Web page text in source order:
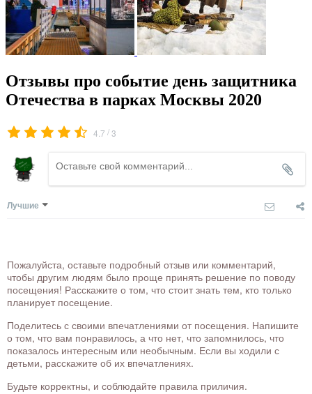
Отзывы про событие день защитника
Отечества в парках Москвы 2020
4.7 /3
Лучшие
Пожалуйста, оставьте подробный отзыв или комментарий,
чтобы другим людям было проще принять решение по поводу
посещения! Расскажите о том, что стоит знать тем, кто только
планирует посещение.
Поделитесь с своими впечатлениями от посещения. Напишите
о том, что вам понравилось, а что нет, что запомнилось, что
показалось интересным или необычным. Если вы ходили с
детьми, расскажите об их впечатлениях.
Будьте корректны, и соблюдайте правила приличия.